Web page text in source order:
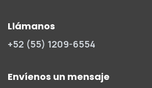
Llámanos
+52 (55) 1209-6554
Envíenos un mensaje